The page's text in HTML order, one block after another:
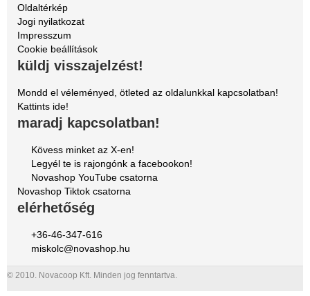
Oldaltérkép
Jogi nyilatkozat
Impresszum
Cookie beállítások
küldj visszajelzést!
Mondd el véleményed, ötleted az oldalunkkal kapcsolatban!
Kattints ide!
maradj kapcsolatban!
Kövess minket az X-en!
Legyél te is rajongónk a facebookon!
Novashop YouTube csatorna
Novashop Tiktok csatorna
elérhetőség
+36-46-347-616
miskolc@novashop.hu
© 2010. Novacoop Kft. Minden jog fenntartva.